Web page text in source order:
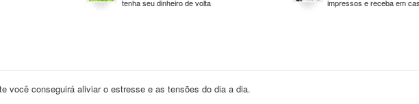
tenha seu dinheiro de volta
impressos e receba em
você conseguirá aliviar o estresse e as tensões do dia a dia.